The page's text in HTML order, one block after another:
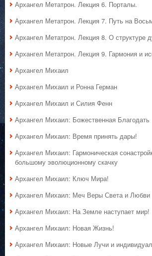
Архангел Метатрон. Лекция 6. Порталы.
Архангел Метатрон. Лекция 7. Путь на
Архангел Метатрон. Лекция 8. О структуре
Архангел Метатрон. Лекция 9. Гармония и
Архангел Михаил
Архангел Михаил и Ронна Герман
Архангел Михаил и Силия Фенн
Архангел Михаил: Божественная Благодать
Архангел Михаил: Время принять дары!
Архангел Михаил: Гармоническая
большому эволюционному скачку
Архангел Михаил: Ключ Мира!
Архангел Михаил: Меч Веры Света и Любви
Архангел Михаил: На Земле наступает мир!
Архангел Михаил: Новая Жизнь!
Архангел Михаил: Новые Лучи и